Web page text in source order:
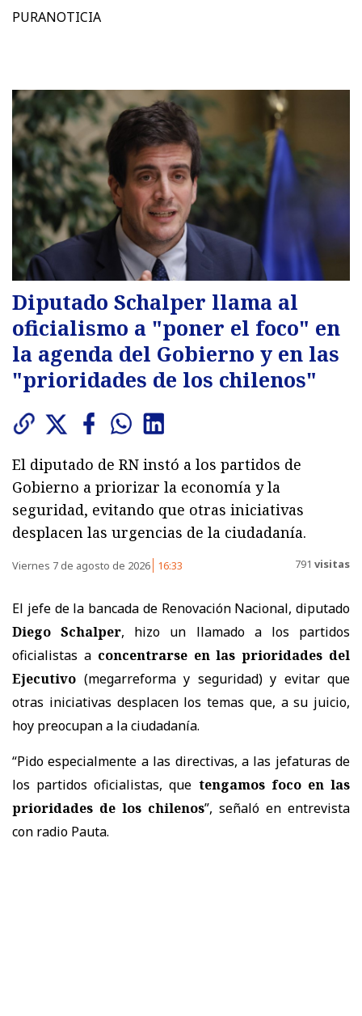
PURANOTICIA
Diputado Schalper llama al
oficialismo a "poner el foco" en
la agenda del Gobierno y en las
"prioridades de los chilenos"
El diputado de RN instó a los partidos de
Gobierno a priorizar la economía y la
seguridad, evitando que otras iniciativas
desplacen las urgencias de la ciudadanía.
Viernes 7 de agosto de 2026 16:33 791 visitas
El jefe de la bancada de Renovación Nacional, diputado
Diego Schalper, hizo un llamado a los partidos
oficialistas aconcentrarse en las prioridades del
Ejecutivo (megarreforma y seguridad) y evitar que
otras iniciativas desplacen los temas que, a su juicio,
hoy preocupan a la ciudadanía.
“Pido especialmente a las directivas, a las jefaturas de
los partidos oficialistas, que tengamos foco en las
prioridades de los chilenos”, señaló en entrevista
con radio Pauta.